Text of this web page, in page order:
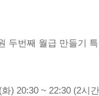
두번째 월급 만들기
) 20:30 ~ 22:30 (2시